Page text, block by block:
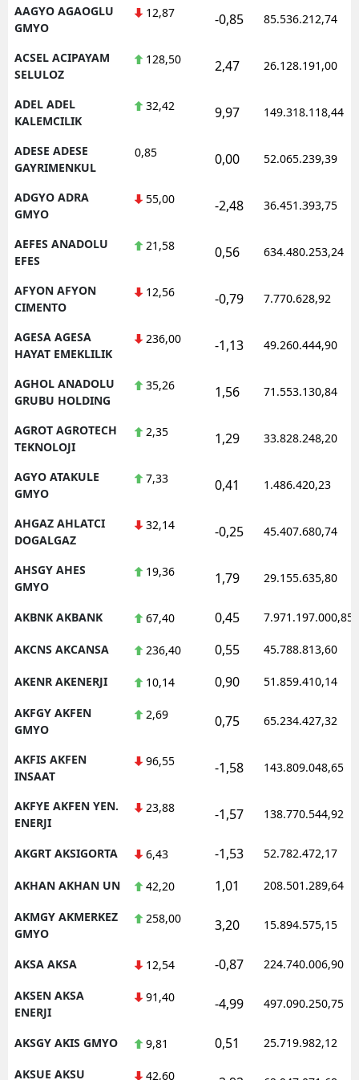
AAGYO AGAOGLU
GMYO
12,87 -0,85 85.536.212,74
ACSEL ACIPAYAM
SELULOZ
128,50 2,47 26.128.191,00
ADEL ADEL
KALEMCILIK
32,42 9,97 149.318.118,44
ADESE ADESE
GAYRIMENKUL
0,85 0,00 52.065.239,39
ADGYO ADRA
GMYO
55,00 -2,48 36.451.393,75
AEFES ANADOLU
EFES
21,58 0,56 634.480.253,24
AFYON AFYON
CIMENTO
12,56 -0,79 7.770.628,92
AGESA AGESA
HAYAT EMEKLILIK
236,00 -1,13 49.260.444,90
AGHOL ANADOLU
GRUBU HOLDING
35,26 1,56 71.553.130,84
AGROT AGROTECH
TEKNOLOJI
2,35 1,29 33.828.248,20
AGYO ATAKULE
GMYO
7,33 0,41 1.486.420,23
AHGAZ AHLATCI
DOGALGAZ
32,14 -0,25 45.407.680,74
AHSGY AHES
GMYO
19,36 1,79 29.155.635,80
AKBNK AKBANK 67,40 0,45 7.971.197.000,85
AKCNS AKCANSA 236,40 0,55 45.788.813,60
AKENR AKENERJI 10,14 0,90 51.859.410,14
AKFGY AKFEN
GMYO
2,69 0,75 65.234.427,32
AKFIS AKFEN
INSAAT
96,55 -1,58 143.809.048,65
AKFYE AKFEN YEN.
ENERJI
23,88 -1,57 138.770.544,92
AKGRT AKSIGORTA 6,43 -1,53 52.782.472,17
AKHAN AKHAN UN 42,20 1,01 208.501.289,64
AKMGY AKMERKEZ
GMYO
258,00 3,20 15.894.575,15
AKSA AKSA 12,54 -0,87 224.740.006,90
AKSEN AKSA
ENERJI
91,40 -4,99 497.090.250,75
AKSGY AKIS GMYO 9,81 0,51 25.719.982,12
AKSUE AKSU
42,60